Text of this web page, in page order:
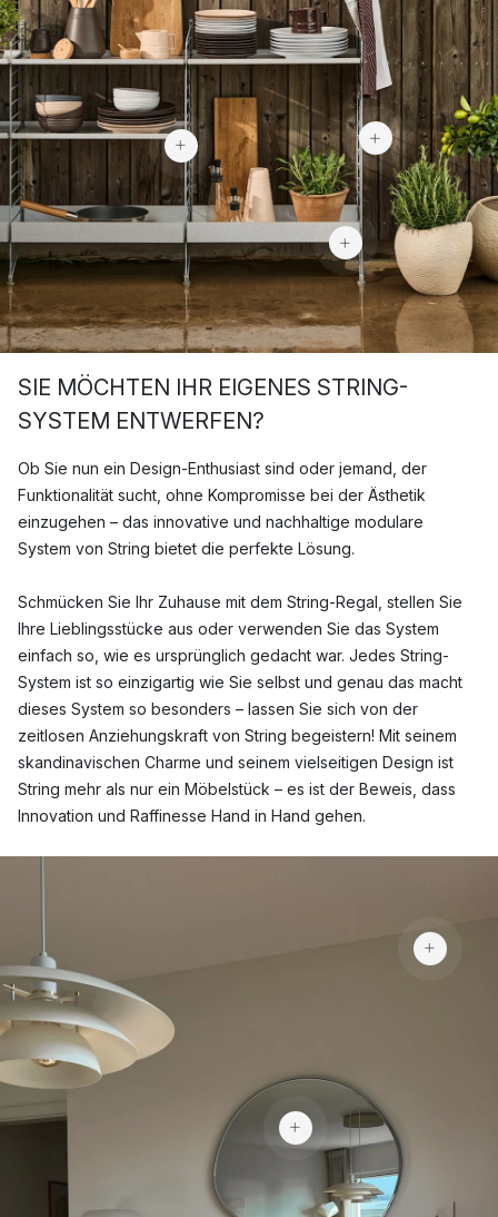
105 €
105 € 190 €
SIE MÖCHTEN IHR EIGENES STRING-
SYSTEM ENTWERFEN?
Ob Sie nun ein Design-Enthusiast sind oder jemand, der
Funktionalität sucht, ohne Kompromisse bei der Ästhetik
einzugehen – das innovative und nachhaltige modulare
System von String bietet die perfekte Lösung.
Schmücken Sie Ihr Zuhause mit dem String-Regal, stellen Sie
Ihre Lieblingsstücke aus oder verwenden Sie das System
einfach so, wie es ursprünglich gedacht war. Jedes String-
System ist so einzigartig wie Sie selbst und genau das macht
dieses System so besonders – lassen Sie sich von der
zeitlosen Anziehungskraft von String begeistern! Mit seinem
skandinavischen Charme und seinem vielseitigen Design ist
String mehr als nur ein Möbelstück – es ist der Beweis, dass
Innovation und Raffinesse Hand in Hand gehen.
88 €